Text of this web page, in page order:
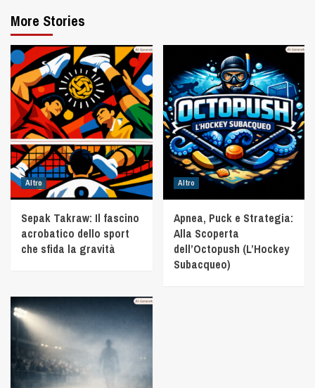
More Stories
Altro
Sepak Takraw: Il fascino
acrobatico dello sport
che sfida la gravità
Altro
Apnea, Puck e Strategia:
Alla Scoperta
dell’Octopush (L’Hockey
Subacqueo)